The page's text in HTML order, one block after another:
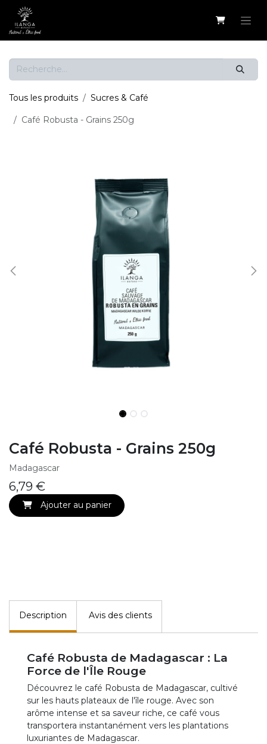
Se rendre au contenu
Tous les produits Sucres & Café
Café Robusta - Grains 250g
Café Robusta - Grains 250g
Madagascar
6,79 €
Ajouter au panier
Description Avis des clients
Café Robusta de Madagascar : La
Force de l'Île Rouge
Découvrez le café Robusta de Madagascar, cultivé
sur les hauts plateaux de l'île rouge. Avec son
arôme intense et sa saveur riche, ce café vous
transportera instantanément vers les plantations
luxuriantes de Madagascar.